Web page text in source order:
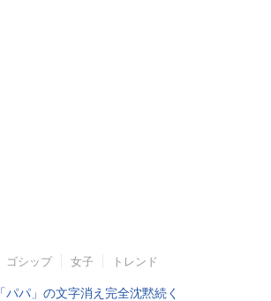
ゴシップ 女子 トレンド
「パパ」の文字消え完全沈黙続く